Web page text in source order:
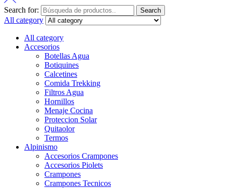
Search for: Search
All category
All category
Accesorios
Botellas Agua
Botiquines
Calcetines
Comida Trekking
Filtros Agua
Hornillos
Menaje Cocina
Proteccion Solar
Quitaolor
Termos
Alpinismo
Accesorios Crampones
Accesorios Piolets
Crampones
Crampones Tecnicos